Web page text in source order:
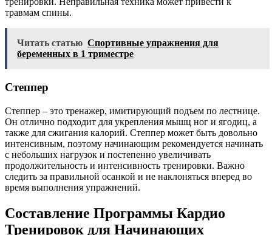
травмам спины.
Читать статью Спортивные упражнения для
беременных в 1 триместре
Степпер
Степпер – это тренажер, имитирующий подъем по лестнице.
Он отлично подходит для укрепления мышц ног и ягодиц, а
также для сжигания калорий. Степпер может быть довольно
интенсивным, поэтому начинающим рекомендуется начинать
с небольших нагрузок и постепенно увеличивать
продолжительность и интенсивность тренировки. Важно
следить за правильной осанкой и не наклоняться вперед во
время выполнения упражнений.
Составление Программы Кардио
Тренировок для Начинающих